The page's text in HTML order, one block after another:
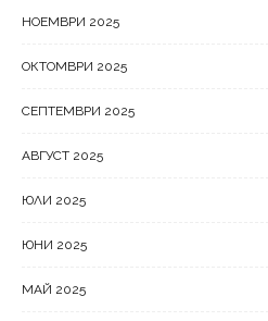
НОЕМВРИ 2025
ОКТОМВРИ 2025
СЕПТЕМВРИ 2025
АВГУСТ 2025
ЮЛИ 2025
ЮНИ 2025
МАЙ 2025